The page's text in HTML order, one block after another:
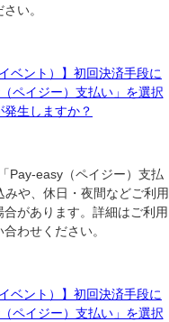
い。
ベント）】初回決済手段に
ペイジー）支払い」を選択
生しますか？
Pay-easy（ペイジー）支払
や、休日・夜間などご利用
があります。詳細はご利用
わせください。
ベント）】初回決済手段に
ペイジー）支払い」を選択